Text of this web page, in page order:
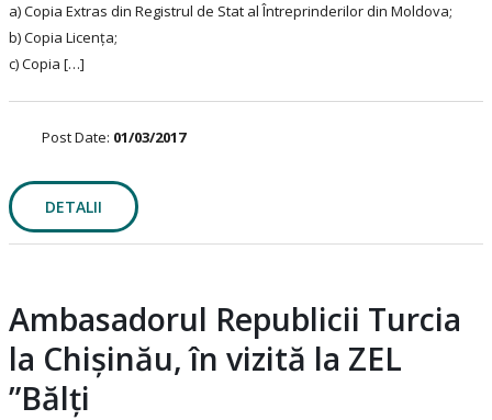
a) Copia Extras din Registrul de Stat al Întreprinderilor din Moldova;
b) Copia Licența;
c) Copia […]
Post Date: 01/03/2017
DETALII
Ambasadorul Republicii Turcia
la Chișinău, în vizită la ZEL
”Bălți